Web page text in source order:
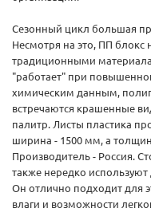
Сезонный цикл большая
Несмотря на это, ПП блокс
традиционными
"работает" при
химическим данным,
встречаются крашенные
палитр. Листы пластика
ширина - 1500 мм, а
Производитель - Россия.
также нередко
Он отлично подходит для
влаги и возможности